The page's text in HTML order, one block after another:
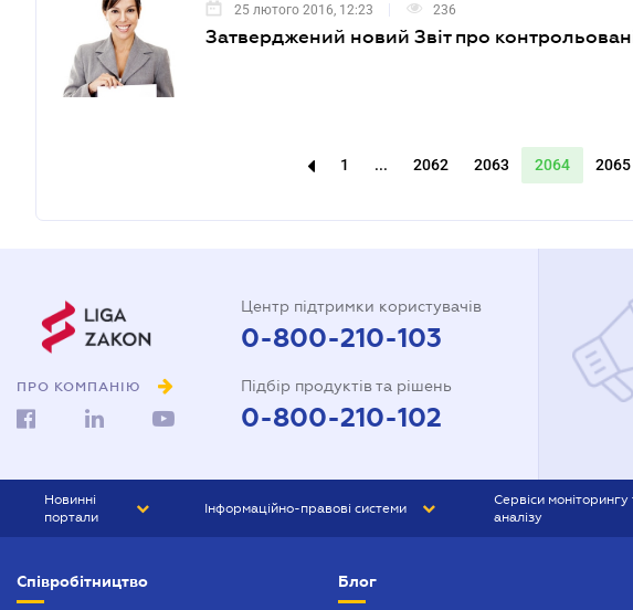
25 лютого 2016, 12:23 236
Затверджений новий Звіт про
1 ... 2062 2063 2064 2065
ПРО КОМПАНІЮ
Центр підтримки користувачів
0-800-210-103
Підбір продуктів та рішень
0-800-210-102
Новинні
портали
БІЗНЕС
Інформаційно-правові системи
Сервіси моніторингу
аналізу
Співробітництво Блог